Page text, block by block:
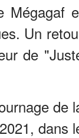
Mégagaf
Un
de
de
dans